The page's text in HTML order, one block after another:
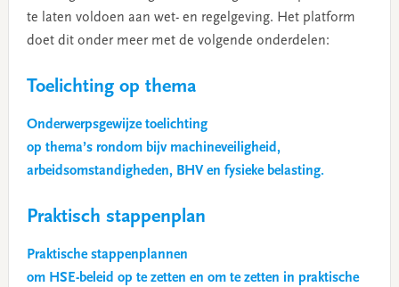
te laten voldoen aan wet- en regelgeving. Het platform
doet dit onder meer met de volgende onderdelen:
Toelichting op thema
Onderwerpsgewijze toelichting
op thema’s rondom bijv machineveiligheid,
arbeidsomstandigheden, BHV en fysieke belasting.
Praktisch stappenplan
Praktische stappenplannen
om HSE-beleid op te zetten en om te zetten in praktische